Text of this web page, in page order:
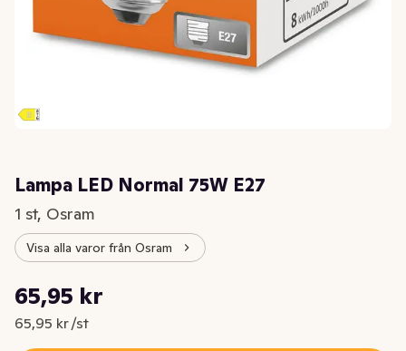
Lampa LED Normal 75W E27
1 st, Osram
Visa alla varor från Osram
Nuvarande pris är: 65,95 kr
65,95 kr
65,95 kr /st
Styckpris: 65,95 kr /st